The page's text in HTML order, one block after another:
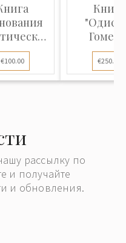
€100.00
Книга
€250.00
рассылку по
и получайте
и обновления.